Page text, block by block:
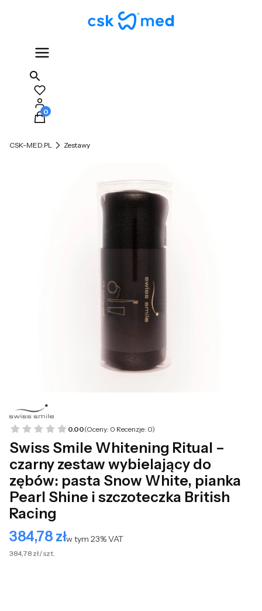
Produkty w koszyku: 0. Zobacz szczegóły
CSK-MED.PL Zestawy
0.00(Oceny: 0 Recenzje: 0)
Swiss Smile Whitening Ritual –
czarny zestaw wybielający do
zębów: pasta Snow White, pianka
Pearl Shine i szczoteczka British
Racing
Cena
384,78 złw tym 23% VAT
w tym23%VAT
384,78 zł / szt.